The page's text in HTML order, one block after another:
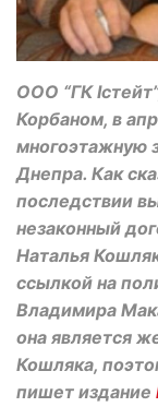
ООО “ГК
Корбаном, в
многоэтажную
Днепра. Как
последствии
незаконный
Наталья
ссылкой на
Владимира
она является
Кошляка,
пишет издание